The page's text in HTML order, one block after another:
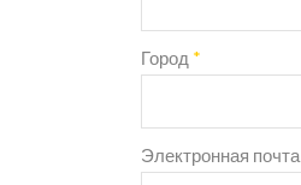
Город *
Электронная почта